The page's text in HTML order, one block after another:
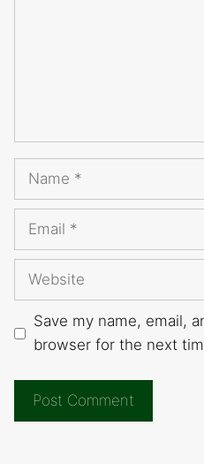
Name
Email
Website
Save my name, email,
browser for the next